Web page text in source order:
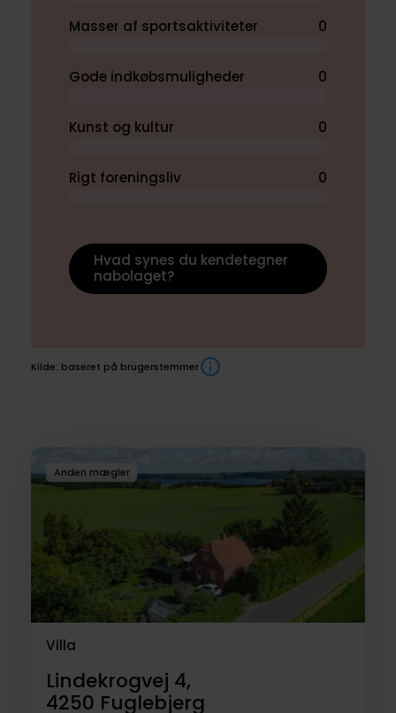
Masser af sportsaktiviteter 0
Gode indkøbsmuligheder 0
Kunst og kultur 0
Rigt foreningsliv 0
Hvad synes du kendetegner
nabolaget?
Kilde: baseret på brugerstemmer
Boliger
til
salg
Anden mægler
Villa
Lindekrogvej 4,
4250 Fuglebjerg